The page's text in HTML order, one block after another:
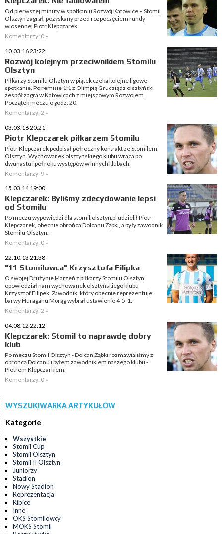
Od pierwszej minuty w spotkaniu Rozwój Katowice – Stomil
Olsztyn zagrał, pozyskany przed rozpoczęciem rundy
wiosennej Piotr Klepczarek.
Komentarzy: 0 »
10.03.16 23:22
Rozwój kolejnym przeciwnikiem Stomilu
Olsztyn
Piłkarzy Stomilu Olsztyn w piątek czeka kolejne ligowe
spotkanie. Po remisie 1:1 z Olimpią Grudziądz olsztyński
zespół zagra w Katowicach z miejscowym Rozwojem.
Początek meczu o godz. 20.
Komentarzy: 2 »
03.03.16 20:21
Piotr Klepczarek piłkarzem Stomilu
Piotr Klepczarek podpisał półroczny kontrakt ze Stomilem
Olsztyn. Wychowanek olsztyńskiego klubu wraca po
dwunastu i pół roku występów w innych klubach.
Komentarzy: 9 »
15.03.14 19:00
Klepczarek: Byliśmy zdecydowanie lepsi
od Stomilu
Po meczu wypowiedzi dla stomil.olsztyn.pl udzielił Piotr
Klepczarek, obecnie obrońca Dolcanu Ząbki, a były zawodnik
Stomilu Olsztyn.
Komentarzy: 0 »
22.10.13 21:38
"11 Stomilowca" Krzysztofa Filipka
O swojej Drużynie Marzeń z piłkarzy Stomilu Olsztyn
opowiedział nam wychowanek olsztyńskiego klubu
Krzysztof Filipek. Zawodnik, który obecnie reprezentuje
barwy Huraganu Morąg wybrał ustawienie 4-5-1.
Komentarzy: 2 »
04.08.12 22:12
Klepczarek: Stomil to naprawdę dobry
klub
Po meczu Stomil Olsztyn - Dolcan Ząbki rozmawialiśmy z
obrońcą Dolcanu i byłem zawodnikiem naszego klubu -
Piotrem Klepczarkiem.
Komentarzy: 0 »
WYSZUKIWARKA ARTYKUŁÓW
Kategorie
Wszystkie
Stomil Cup
Stomil Olsztyn
Stomil II Olsztyn
Juniorzy
Stadion
Nowy Stadion
Reprezentacja
Kibice
Inne
OKS Stomilowcy
MOKS Stomil